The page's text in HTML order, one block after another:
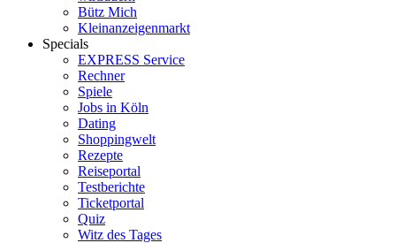
Bütz Mich
Kleinanzeigenmarkt
Specials
EXPRESS Service
Rechner
Spiele
Jobs in Köln
Dating
Shoppingwelt
Rezepte
Reiseportal
Testberichte
Ticketportal
Quiz
Witz des Tages